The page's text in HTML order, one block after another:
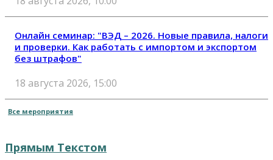
Онлайн семинар: "ВЭД – 2026. Новые правила, налоги
и проверки. Как работать с импортом и экспортом
без штрафов"
18 августа 2026, 15:00
Все мероприятия
Прямым Текстом